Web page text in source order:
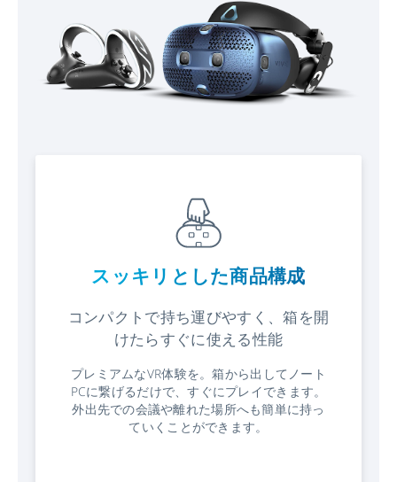
スッキリとした商品構成
コンパクトで持ち運びやすく、箱を開
けたらすぐに使える性能
プレミアムなVR体験を。箱から出してノート
PCに繋げるだけで、すぐにプレイできます。
外出先での会議や離れた場所へも簡単に持っ
ていくことができます。